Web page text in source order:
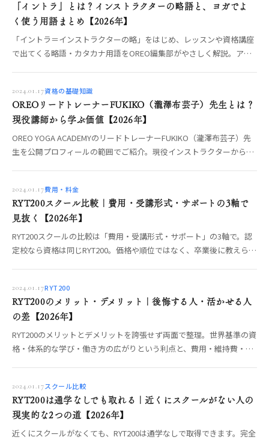
「イントラ」とは？インストラクターの略語と、ヨガでよ
く使う用語まとめ【2026年】
「イントラ＝インストラクターの略」をはじめ、レッスンや資格講座
で出てくる略語・カタカナ用語をOREO編集部がやさしく解説。アー
2024.01.17資格の基礎知識
OREOリードトレーナーFUKIKO（瀧澤布芸子）先生とは？
現役講師から学ぶ価値【2026年】
OREO YOGA ACADEMYのリードトレーナーFUKIKO（瀧澤布芸子）先
生を公開プロフィールの範囲でご紹介。現役インストラクターから直
2024.01.17費用・料金
RYT200スクール比較｜費用・受講形式・サポートの3軸で
見抜く【2026年】
RYT200スクールの比較は「費用・受講形式・サポート」の3軸で。認
定校なら資格は同じRYT200。価格や順位ではなく、卒業後に教えられ
2024.01.17RYT200
RYT200のメリット・デメリット｜後悔する人・活かせる人
の差【2026年】
RYT200のメリットとデメリットを誇張せず両面で整理。世界基準の資
格・体系的な学び・働き方の広がりという利点と、費用・維持費・取
2024.01.17スクール比較
RYT200は通学なしでも取れる｜近くにスクールがない人の
現実的な2つの道【2026年】
近くにスクールがなくても、RYT200は通学なしで取得できます。完全